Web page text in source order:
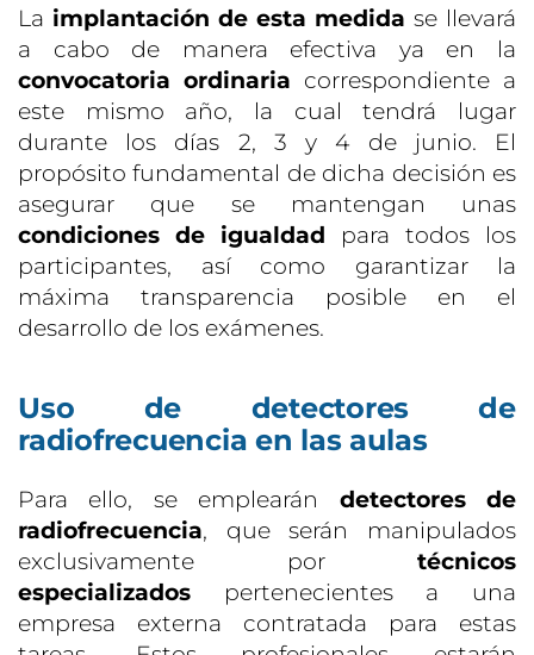
La implantación de esta medida se llevará
a cabo de manera efectiva ya en la
convocatoria ordinaria correspondiente a
este mismo año, la cual tendrá lugar
durante los días 2, 3 y 4 de junio. El
propósito fundamental de dicha decisión es
asegurar que se mantengan unas
condiciones de igualdad para todos los
participantes, así como garantizar la
máxima transparencia posible en el
desarrollo de los exámenes.
Uso de detectores de
radiofrecuencia en las aulas
Para ello, se emplearán detectores de
radiofrecuencia, que serán manipulados
exclusivamente por técnicos
especializados pertenecientes a una
empresa externa contratada para estas